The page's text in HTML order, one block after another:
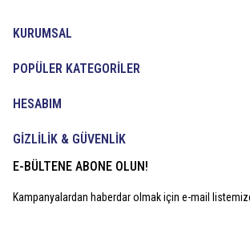
KURUMSAL
POPÜLER KATEGORİLER
HESABIM
GİZLİLİK & GÜVENLİK
E-BÜLTENE ABONE OLUN!
Kampanyalardan haberdar olmak için e-mail